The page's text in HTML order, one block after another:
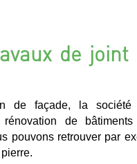
de
de façade, la société
de
pouvons retrouver par